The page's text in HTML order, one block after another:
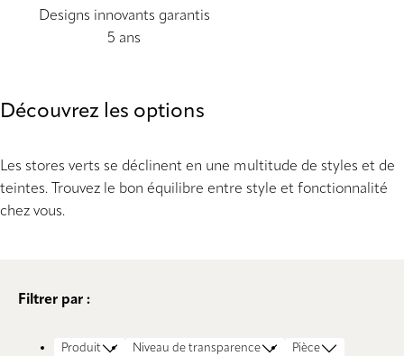
Designs innovants garantis
5 ans
Découvrez les options
Les stores verts se déclinent en une multitude de styles et de
teintes. Trouvez le bon équilibre entre style et fonctionnalité
chez vous.
Filtrer par :
Produit Niveau de transparence
Pièce